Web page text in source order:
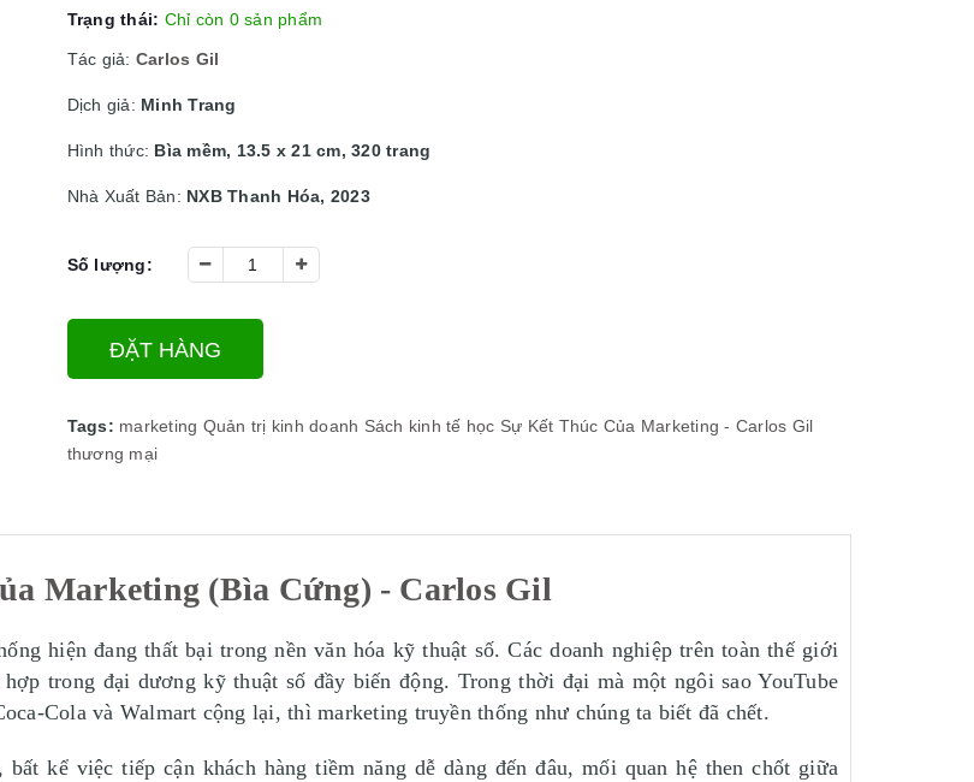
Trạng thái: Chỉ còn 0 sản phẩm
Tác giả: Carlos Gil
Dịch giả: Minh Trang
Hình thức: Bìa mềm, 13.5 x 21 cm, 320 trang
Nhà Xuất Bản: NXB Thanh Hóa, 2023
Số lượng:
ĐẶT HÀNG
Tags: marketing Quản trị kinh doanh Sách kinh tế học Sự Kết Thúc Của Marketing - Carlos Gil
thương mại
Marketing (Bìa Cứng) - Carlos Gil
hiện đang thất bại trong nền văn hóa kỹ thuật số. Các doanh nghiệp trên toàn thế giới
trong đại dương kỹ thuật số đầy biến động. Trong thời đại mà một ngôi sao YouTube
Cola và Walmart cộng lại, thì marketing truyền thống như chúng ta biết đã chết.
kể việc tiếp cận khách hàng tiềm năng dễ dàng đến đâu, mối quan hệ then chốt giữa